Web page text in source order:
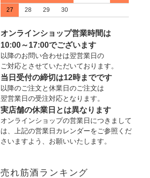
27
28 29 30
オンラインショップ営業時間は
10:00～17:00でございます
以降のお問い合わせは翌営業日の
ご対応とさせていただいております。
当日受付の締切は12時までです
以降のご注文と休業日のご注文は
翌営業日の受注対応となります。
実店舗の休業日とは異なります
オンラインショップの営業日につきまして
は、上記の営業日カレンダーをご参照くだ
さいますよう、お願いいたします。
売れ筋酒ランキング